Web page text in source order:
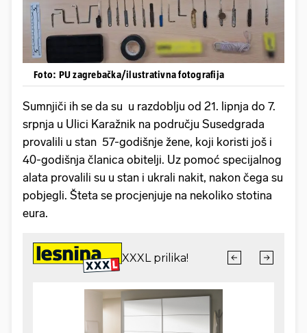
Foto: PU zagrebačka/ilustrativna fotografija
Sumnjiči ih se da su u razdoblju od 21. lipnja do 7.
srpnja u Ulici Karažnik na području Susedgrada
provalili u stan 57-godišnje žene, koji koristi još i
40-godišnja članica obitelji. Uz pomoć specijalnog
alata provalili su u stan i ukrali nakit, nakon čega su
pobjegli. Šteta se procjenjuje na nekoliko stotina
eura.